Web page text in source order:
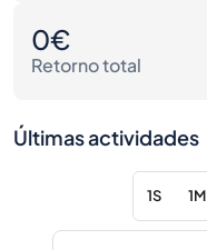
0€
Retorno total
Últimas actividades
1S 1M